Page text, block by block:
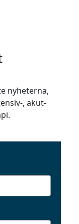
nyheterna,
, akut-